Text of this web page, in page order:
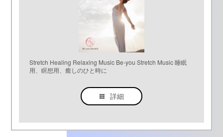
Stretch Healing Relaxing Music Be-you Stretch Music 睡眠
用、瞑想用、癒しのひと時に
詳細